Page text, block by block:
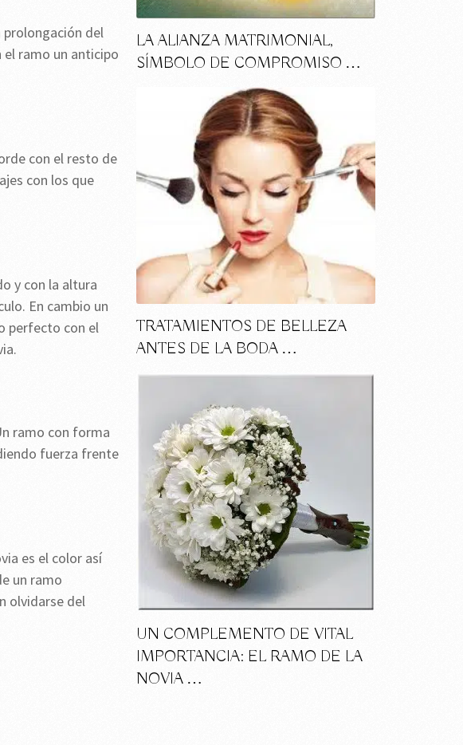
prolongación del
ramo un anticipo
con el resto de
con los que
y con la altura
En cambio un
perfecto con el
ramo con forma
fuerza frente
es el color así
un ramo
olvidarse del
LA ALIANZA MATRIMONIAL,
SÍMBOLO DE COMPROMISO …
TRATAMIENTOS DE BELLEZA
ANTES DE LA BODA …
UN COMPLEMENTO DE VITAL
IMPORTANCIA: EL RAMO DE LA
NOVIA …